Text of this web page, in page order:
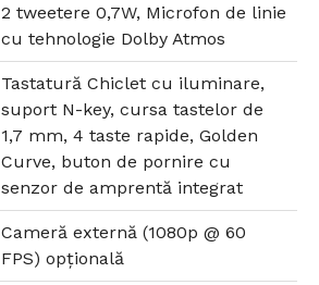
2 tweetere 0,7W, Microfon de linie
cu tehnologie Dolby Atmos
Tastatură Chiclet cu iluminare,
suport N-key, cursa tastelor de
1,7 mm, 4 taste rapide, Golden
Curve, buton de pornire cu
senzor de amprentă integrat
Cameră externă (1080p @ 60
FPS) opțională